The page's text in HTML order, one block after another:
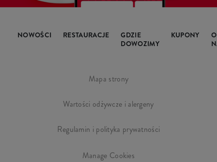
NOWOŚCI RESTAURACJE
GDZIE
DOWOZIMY
KUPONY
O
Mapa strony
Wartości odżywcze i alergeny
Regulamin i polityka prywatności
Manage Cookies